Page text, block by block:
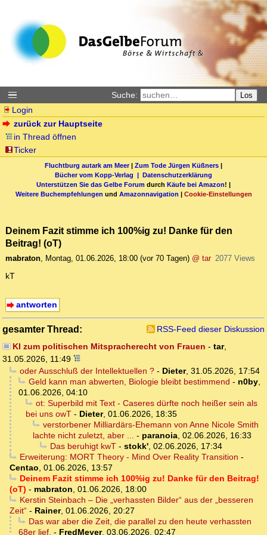
Suche: Los
Login
zurück zur Hauptseite
in Thread öffnen
Ticker
Fluchtburg autark am Meer| Zum Tode Jürgen Küßners |
Bücher vom Kopp-Verlag | Datenschutzerklärung
Unterstützen Sie das Gelbe Forum durch Käufe bei Amazon! |
Weitere Buchempfehlungen und Amazonnavigation | Cookie-Einstellungen
Deinem Fazit stimme ich 100%ig zu! Danke für den
Beitrag! (oT)
mabraton, Montag, 01.06.2026, 18:00 (vor 70 Tagen) @ tar 2077 Views
kT
antworten
gesamter Thread:
RSS-Feed dieser Diskussion
KI zum politischen Mitspracherecht von Frauen - tar,
31.05.2026, 11:49
oder Ausschluß der Intellektuellen ?- Dieter, 31.05.2026, 17:54
Geld kann man abwerten, Biologie bleibt bestimmend - n0by,
01.06.2026, 04:10
ot: Superbild mit Text - Caseres dürfte noch heißer sein als
bei uns owT - Dieter, 01.06.2026, 18:35
verstorbener Milliardärs-Ehemann von Anne Nicole Smith
lachte nicht zuletzt, aber ... - paranoia, 02.06.2026, 16:33
Das beruhigt kwT- stokk', 02.06.2026, 17:34
Erweiterung: MORT Theory - Mind Over Reality Transition -
Centao, 01.06.2026, 13:57
Deinem Fazit stimme ich 100%ig zu! Danke für den Beitrag!
(oT) - mabraton, 01.06.2026, 18:00
Kerstin Steinbach – Die „verhassten Bilder“ aus der „besseren
Zeit“ - Rainer, 01.06.2026, 20:27
Das war aber die Zeit, die parallel zu den heute verhassten
68er lief. - FredMeyer, 03.06.2026, 02:47